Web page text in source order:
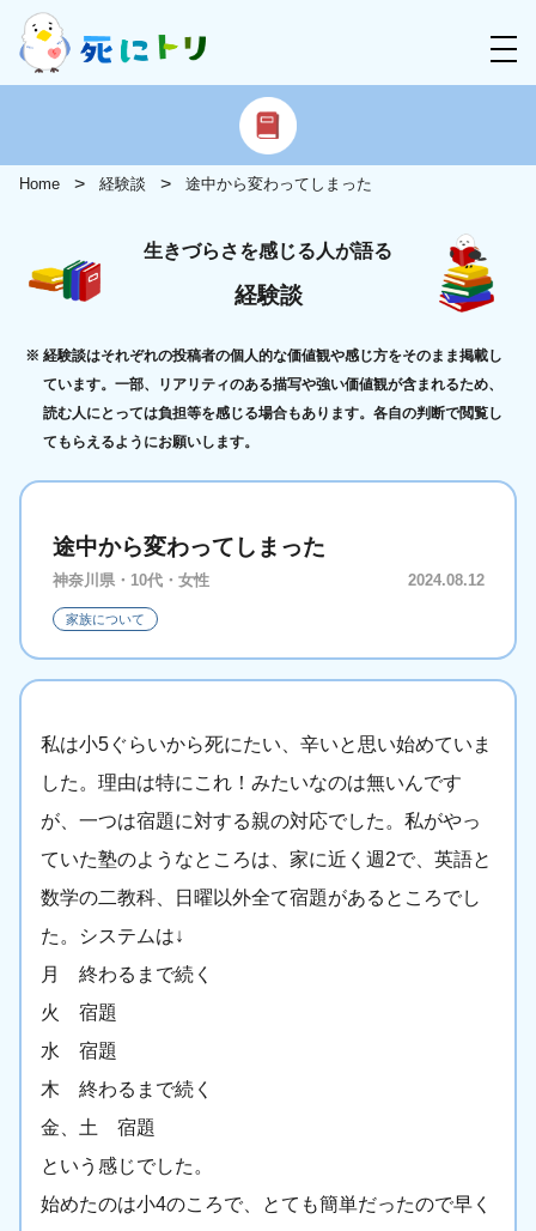
Home 経験談 途中から変わってしまった
生きづらさを感じる人が語る
経験談
経験談はそれぞれの投稿者の個人的な価値観や感じ方をそのまま掲載し
ています。一部、リアリティのある描写や強い価値観が含まれるため、
読む人にとっては負担等を感じる場合もあります。各自の判断で閲覧し
てもらえるようにお願いします。
途中から変わってしまった
神奈川県・10代・女性 2024.08.12
家族について
私は小5ぐらいから死にたい、辛いと思い始めていま
した。理由は特にこれ！みたいなのは無いんです
が、一つは宿題に対する親の対応でした。私がやっ
ていた塾のようなところは、家に近く週2で、英語と
数学の二教科、日曜以外全て宿題があるところでし
た。システムは↓
月 終わるまで続く
火 宿題
水 宿題
木 終わるまで続く
金、土 宿題
という感じでした。
始めたのは小4のころで、とても簡単だったので早く